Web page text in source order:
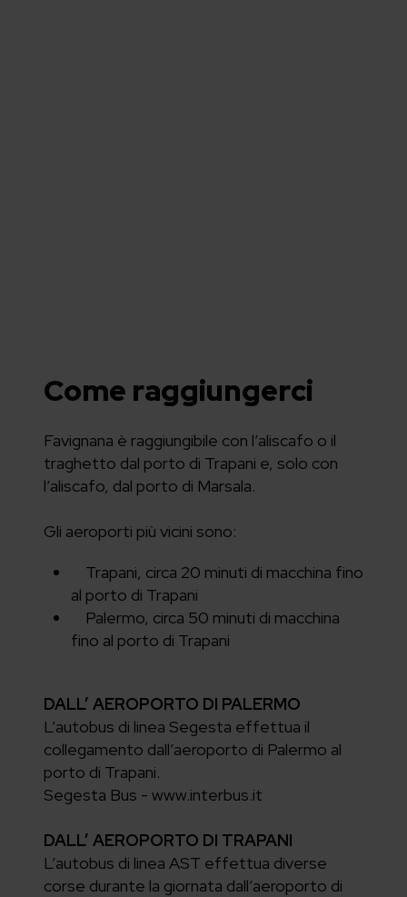
Come raggiungerci
Favignana è raggiungibile con l’aliscafo o il
traghetto dal porto di Trapani e, solo con
l’aliscafo, dal porto di Marsala.
Gli aeroporti più vicini sono:
Trapani, circa 20 minuti di macchina fino
al porto di Trapani
Palermo, circa 50 minuti di macchina
fino al porto di Trapani
DALL’ AEROPORTO DI PALERMO
L’autobus di linea Segesta effettua il
collegamento dall’aeroporto di Palermo al
porto di Trapani.
Segesta Bus - www.interbus.it
DALL’ AEROPORTO DI TRAPANI
L’autobus di linea AST effettua diverse
corse durante la giornata dall’aeroporto di